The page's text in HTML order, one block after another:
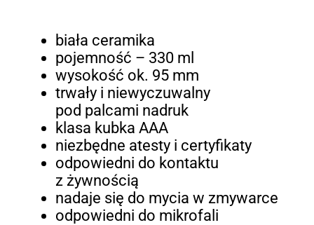
biała ceramika
pojemność – 330 ml
wysokość ok. 95 mm
trwały i niewyczuwalny
pod palcami nadruk
klasa kubka AAA
niezbędne atesty i certyfikaty
odpowiedni do kontaktu
z żywnością
nadaje się do mycia w zmywarce
odpowiedni do mikrofali